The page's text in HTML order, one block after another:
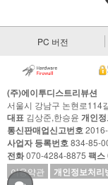
PC 버전
(주)에이투디스트리뷰션
서울시 강남구 논현로114
대표 김상준,한승윤 개인
통신판매업신고번호
사업자 등록번호834-85-
전화070-4284-8875 팩스
이용약관
개인정보처리